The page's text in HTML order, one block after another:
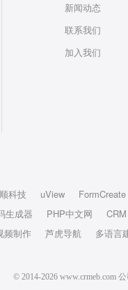
新闻动态
联系我们
加入我们
科技 uView FormCreate
生成器 PHP中文网 CRM
频制作 芦虎导航 多语言
© 2014-2026 www.crmeb.com